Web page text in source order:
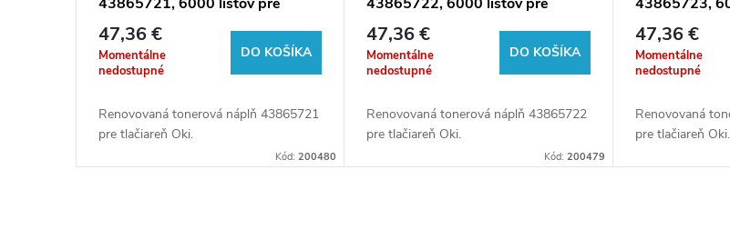
u
tlačiarne Oki
47,36 €
Momentálne
nedostupné
DO KOŠÍKA
Renovovaná tonerová náplň 43865721
pre tlačiareň Oki.
Kód:200480
tlačiarne Oki
47,36 €
Momentálne
nedostupné
DO KOŠÍKA
Renovovaná tonerová náplň 43865722
pre tlačiareň Oki.
Kód: 200479
tlačiarne Oki
47,36 €
Momentálne
nedostupné
Renovovaná
pre tlačiareň Oki.